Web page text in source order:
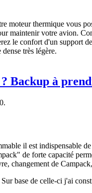
moteur thermique vous
maintenir votre avion.
le confort d'un support
très légère.
Backup à
il est indispensable
de forte capacité
changement de
base de celle-ci j'ai